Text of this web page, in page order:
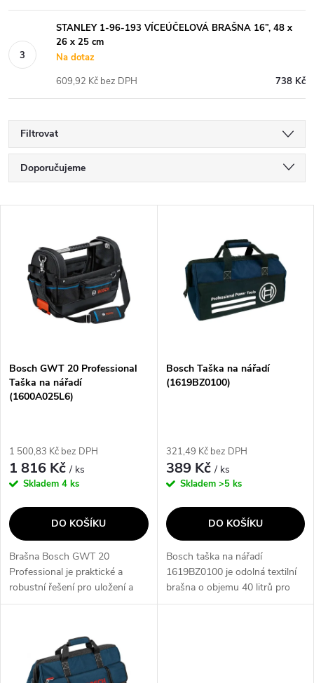
STANLEY 1-96-193 VÍCEÚČELOVÁ BRAŠNA 16”, 48 x
26 x 25 cm
Na dotaz
738 Kč
609,92 Kč bez DPH
Filtrovat
Ř
a
p
o
d
u
k
t
Doporučujeme
Nejprodávanější
Abecedně
s
p
o
d
u
k
t
Bosch GWT 20 Professional
Taška na nářadí
(1600A025L6)
1 500,83 Kč bez DPH
1 816 Kč/ ks
Skladem 4 ks
DO KOŠÍKU
Brašna Bosch GWT 20
Professional je praktické a
robustní řešení pro uložení a
přepravu nářadí. Díky otevřené
přístup k nástrojům. Je
kompatibilní s...
Bosch Taška na nářadí
(1619BZ0100)
321,49 Kč bez DPH
389 Kč/ ks
Skladem >5 ks
DO KOŠÍKU
Bosch taška na nářadí
1619BZ0100 je odolná textilní
brašna o objemu 40 litrů pro
přehledné uložení elektrického i